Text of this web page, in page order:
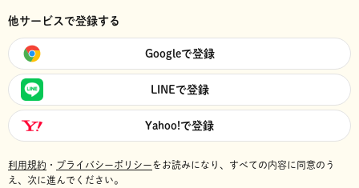
他サービスで登録する
Googleで登録
LINEで登録
Yahoo!で登録
利用規約 ・ プライバシーポリシーをお読みになり、 すべての内容に同意のう
え、次に進んでください。